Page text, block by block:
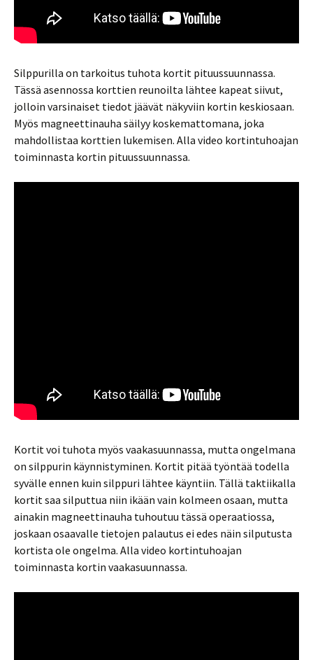
Silppurilla on tarkoitus tuhota kortit pituussuunnassa.
Tässä asennossa korttien reunoilta lähtee kapeat siivut,
jolloin varsinaiset tiedot jäävät näkyviin kortin keskiosaan.
Myös magneettinauha säilyy koskemattomana, joka
mahdollistaa korttien lukemisen. Alla video kortintuhoajan
toiminnasta kortin pituussuunnassa.
Kortit voi tuhota myös vaakasuunnassa, mutta ongelmana
on silppurin käynnistyminen. Kortit pitää työntää todella
syvälle ennen kuin silppuri lähtee käyntiin. Tällä taktiikalla
kortit saa silputtua niin ikään vain kolmeen osaan, mutta
ainakin magneettinauha tuhoutuu tässä operaatiossa,
joskaan osaavalle tietojen palautus ei edes näin silputusta
kortista ole ongelma. Alla video kortintuhoajan
toiminnasta kortin vaakasuunnassa.